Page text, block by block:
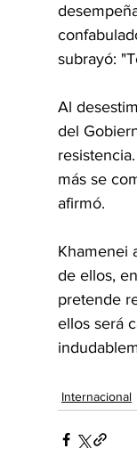
subrayó:
Al
del
más se
afirmó.
Khamenei
de ellos,
pretende
ellos será
Internacional